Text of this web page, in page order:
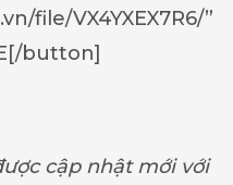
file/VX4YXEX7R6/”
button]
cập nhật mới với